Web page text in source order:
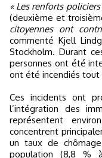
« Les renforts
(deuxième et
citoyennes ont
commenté Kjell
Stockholm. Durant
personnes ont été
ont été incendiés tout
Ces incidents ont
l’intégration des
représentent
concentrent
un taux de
population (8,8 %